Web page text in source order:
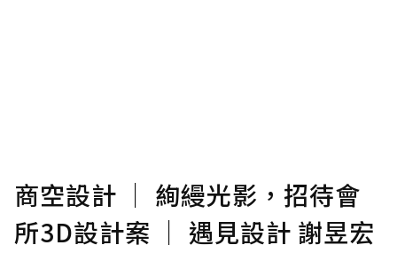
商空設計 │ 絢縵光影，招待會
所3D設計案 │ 遇見設計 謝昱宏